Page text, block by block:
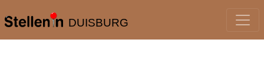
DUISBURG